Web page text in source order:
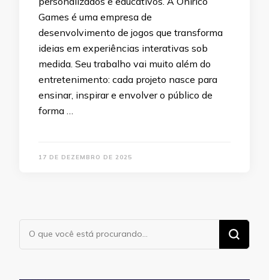
Games é uma empresa de
desenvolvimento de jogos que transforma
ideias em experiências interativas sob
medida. Seu trabalho vai muito além do
entretenimento: cada projeto nasce para
ensinar, inspirar e envolver o público de
forma …
17 DE DEZEMBRO DE 2025
Procurando
algo?